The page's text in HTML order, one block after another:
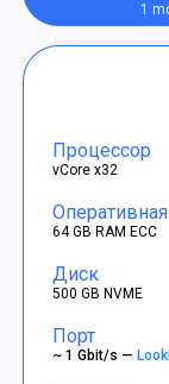
1
Процессор
vCore x32
64 GB RAM ECC
Диск
500 GB NVME
Порт
~ 1 Gbit/s —